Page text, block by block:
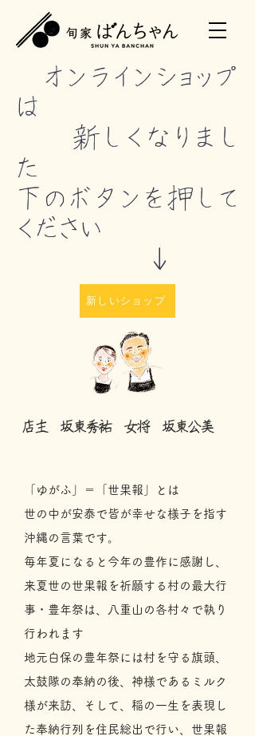
オンラインショップ
は
新しくなりまし
た
下のボタンを押して
ください
↓
新しいショップ
店主 坂東秀祐 女将 坂東公美
「ゆがふ」＝「世果報」とは
世の中が安泰で皆が幸せな様子を指す
沖縄の言葉です。
毎年夏になると今年の豊作に感謝し、
来夏世の世果報を祈願する 村の最大行
事・ 豊年祭は、八重山の各村々で執り
行われます
地元白保の豊年祭には村を守る旗頭、
太鼓隊の奉納の後、神様であるミルク
様が来訪、そして、稲の一生を表現し
た奉納行列を住民総出で行い、世果報